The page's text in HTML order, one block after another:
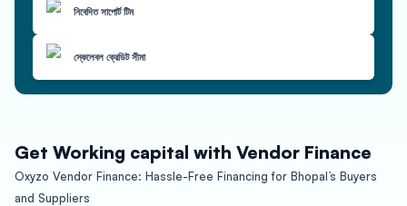
নিবেদিত সাপোর্ট টিম
স্কেলেবল ক্রেডিট সীমা
Get Working capital with Vendor Finance
Oxyzo Vendor Finance: Hassle-Free Financing for Bhopal’s Buyers
and Suppliers